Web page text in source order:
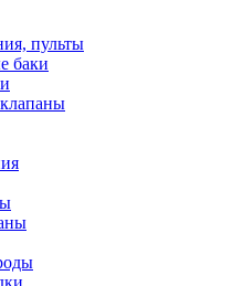
пульты
баки